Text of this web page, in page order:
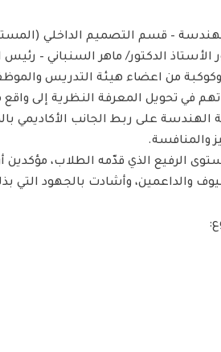
الهندسة – قسم التصميم الداخلي
من اعضاء هيئة التدريس
في تحويل المعرفة النظرية إلى
على ربط الجانب الأكاديمي
والمنافسة.
الرفيع الذي قدّمه الطلاب،
والداعمين، وأشادت بالجهود التي